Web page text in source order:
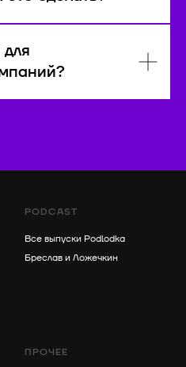
PODCAST
Все выпуски Podlodka
Бреслав и Ложечкин
ПРОЧЕЕ